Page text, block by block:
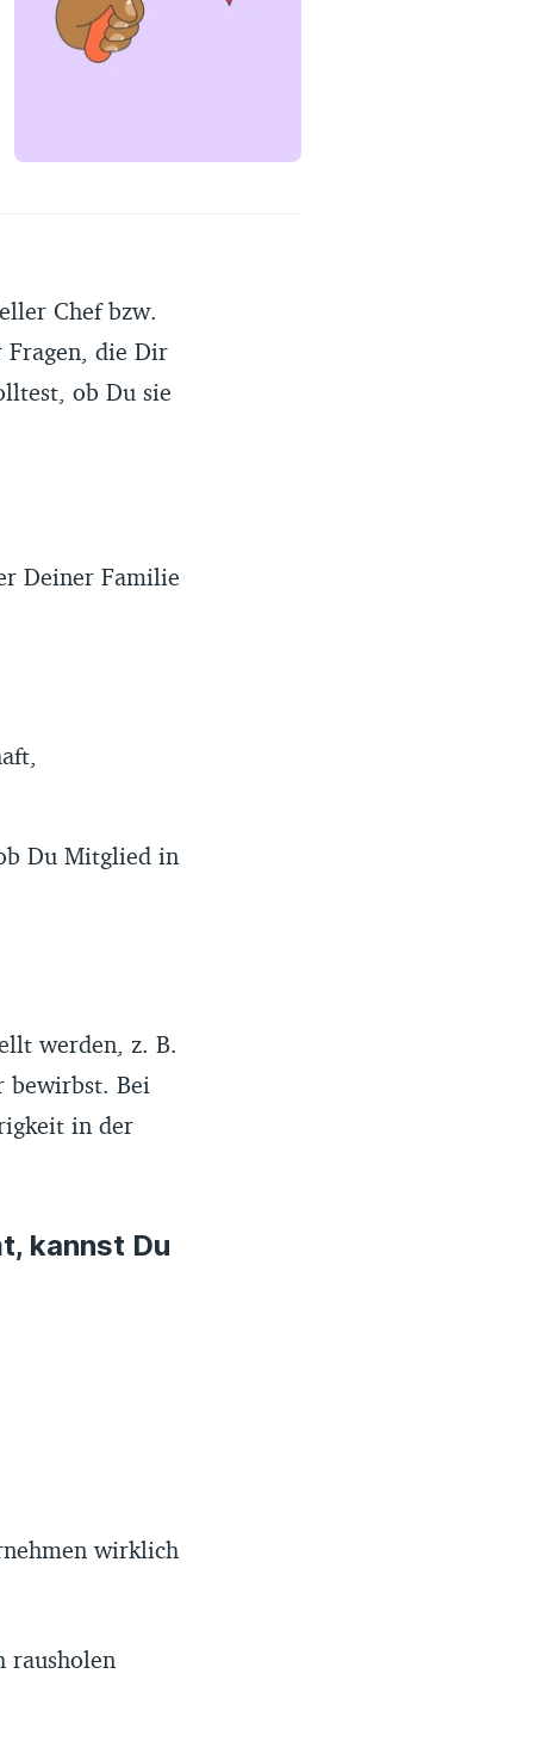
Erfahrungsportal
Academy
Über uns
Chef bzw.
Fragen, die Dir
ob Du sie
Deiner Familie
Du Mitglied in
werden, z. B.
bewirbst. Bei
in der
kannst Du
wirklich
rausholen